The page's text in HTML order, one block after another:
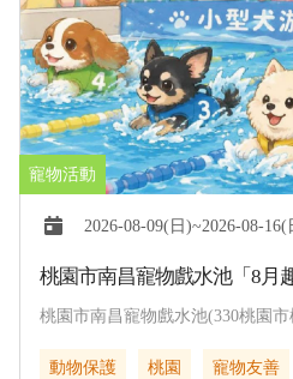
2026-08-09(日)~2026-08-16(
桃園市南昌寵物戲水池「8月
桃園市南昌寵物戲水池(330桃園
動物保護
桃園 寵物友善